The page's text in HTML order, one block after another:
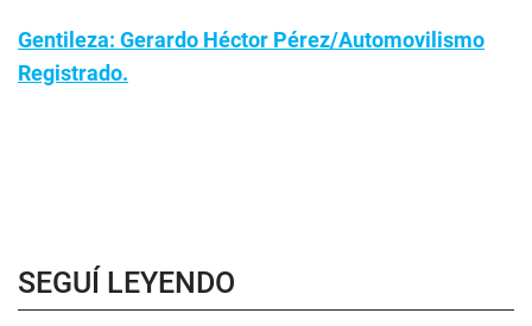
Gentileza: Gerardo Héctor Pérez/Automovilismo
Registrado.
SEGUÍ LEYENDO